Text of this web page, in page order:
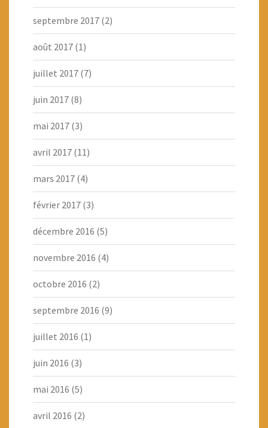
septembre 2017 (2)
août 2017 (1)
juillet 2017 (7)
juin 2017 (8)
mai 2017 (3)
avril 2017 (11)
mars 2017 (4)
février 2017 (3)
décembre 2016 (5)
novembre 2016 (4)
octobre 2016 (2)
septembre 2016 (9)
juillet 2016 (1)
juin 2016 (3)
mai 2016 (5)
avril 2016 (2)